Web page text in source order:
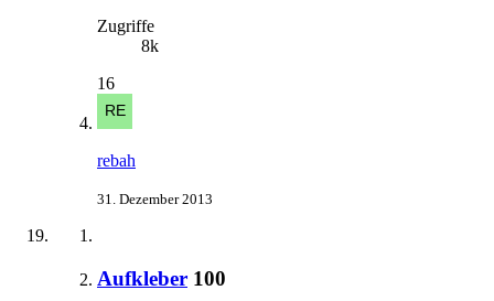
Zugriffe
8k
16
rebah
31. Dezember 2013
Aufkleber 100